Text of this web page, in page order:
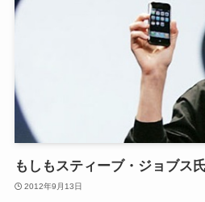
もしもスティーブ・ジョブス
2012年9月13日